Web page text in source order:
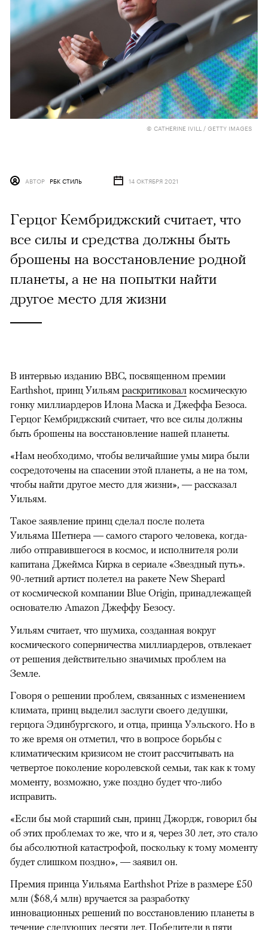
© CATHERINE IVILL / GETTY IMAGES
АВТОР РБК СТИЛЬ 14 ОКТЯБРЯ 2021
Герцог Кембриджский считает, что
все силы и средства должны быть
брошены на восстановление родной
планеты, а не на попытки найти
другое место для жизни
В интервью изданию BBC, посвященном премии
Earthshot, принц Уильям раскритиковал космическую
гонку миллиардеров Илона Маска и Джеффа Безоса.
Герцог Кембриджский считает, что все силы должны
быть брошены на восстановление нашей планеты.
«Нам необходимо, чтобы величайшие умы мира были
сосредоточены на спасении этой планеты, а не на том,
чтобы найти другое место для жизни», — рассказал
Уильям.
Такое заявление принц сделал после полета
Уильяма Шетнера — самого старого человека, когда-
либо отправившегося в космос, и исполнителя роли
капитана Джеймса Кирка в сериале «Звездный путь».
90-летний артист полетел на ракете New Shepard
от космической компании Blue Origin, принадлежащей
основателю Amazon Джеффу Безосу.
Уильям считает, что шумиха, созданная вокруг
космического соперничества миллиардеров, отвлекает
от решения действительно значимых проблем на
Земле.
Говоря о решении проблем, связанных с изменением
климата, принц выделил заслуги своего дедушки,
герцога Эдинбургского, и отца, принца Уэльского. Но в
то же время он отметил, что в вопросе борьбы с
климатическим кризисом не стоит рассчитывать на
четвертое поколение королевской семьи, так как к тому
моменту, возможно, уже поздно будет что-либо
исправить.
«Если бы мой старший сын, принц Джордж, говорил бы
об этих проблемах то же, что и я, через 30 лет, это стало
бы абсолютной катастрофой, поскольку к тому моменту
будет слишком поздно», — заявил он.
Премия принца Уильяма Earthshot Prize в размере £50
млн ($68,4 млн) вручается за разработку
инновационных решений по восстановлению планеты в
течение следующих десяти лет. Победители в пяти